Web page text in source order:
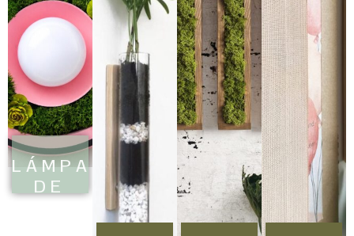
LÁMPARAS
DE